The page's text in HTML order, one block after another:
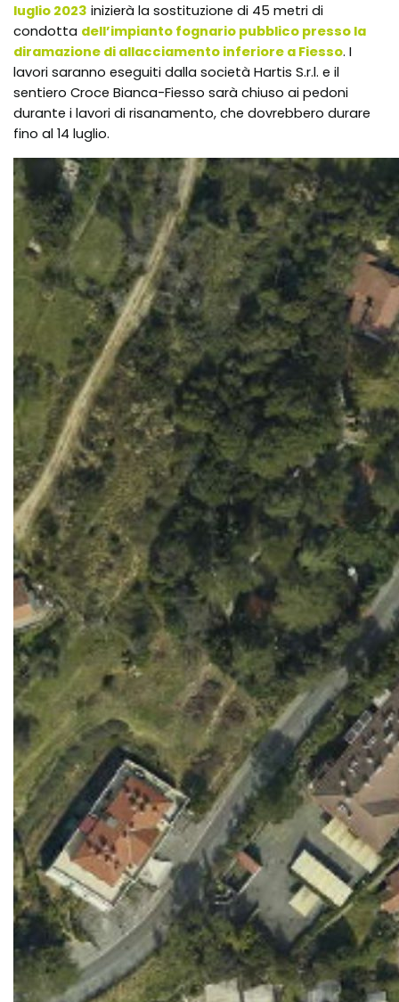
luglio 2023 inizierà la sostituzione di 45 metri di
condotta dell’impianto fognario pubblico presso la
diramazione di allacciamento inferiore a Fiesso. I
lavori saranno eseguiti dalla società Hartis S.r.l. e il
sentiero Croce Bianca-Fiesso sarà chiuso ai pedoni
durante i lavori di risanamento, che dovrebbero durare
fino al 14 luglio.